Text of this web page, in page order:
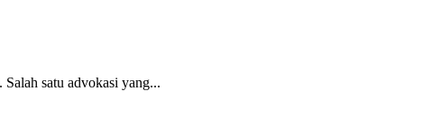
satu advokasi yang...